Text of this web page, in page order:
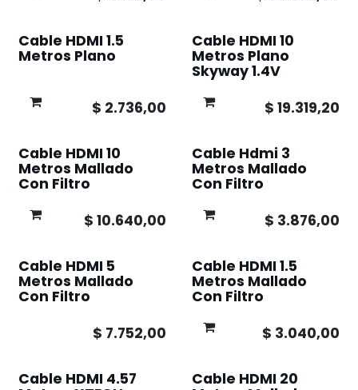
Cable HDMI 1.5
Metros Plano
$ 2.736,00
Cable HDMI 10
Metros Plano
Skyway 1.4V
$ 19.319,20
Cable HDMI 10
Metros Mallado
Con Filtro
$ 10.640,00
Cable Hdmi 3
Metros Mallado
Con Filtro
$ 3.876,00
Cable HDMI 5
Metros Mallado
Con Filtro
$ 7.752,00
Cable HDMI 1.5
Metros Mallado
Con Filtro
$ 3.040,00
Cable HDMI 4.57 Cable HDMI 20